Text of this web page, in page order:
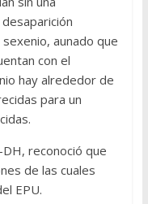
aunado que
con el
hay alrededor de
para un
reconoció que
de las cuales
EPU.